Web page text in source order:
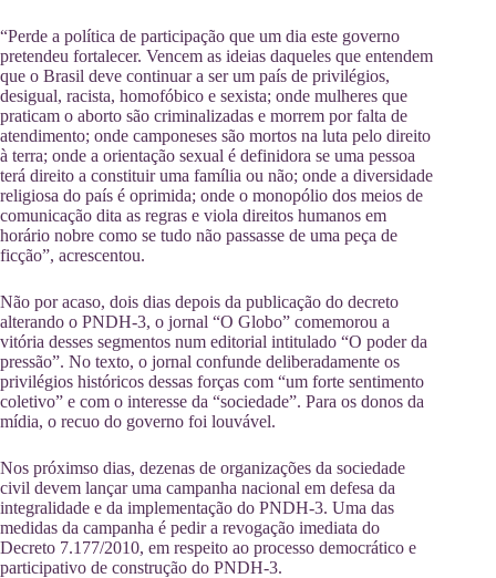
“Perde a política de participação que um dia este governo
pretendeu fortalecer. Vencem as ideias daqueles que entendem
que o Brasil deve continuar a ser um país de privilégios,
desigual, racista, homofóbico e sexista; onde mulheres que
praticam o aborto são criminalizadas e morrem por falta de
atendimento; onde camponeses são mortos na luta pelo direito
à terra; onde a orientação sexual é definidora se uma pessoa
terá direito a constituir uma família ou não; onde a diversidade
religiosa do país é oprimida; onde o monopólio dos meios de
comunicação dita as regras e viola direitos humanos em
horário nobre como se tudo não passasse de uma peça de
ficção”, acrescentou.
Não por acaso, dois dias depois da publicação do decreto
alterando o PNDH-3, o jornal “O Globo” comemorou a
vitória desses segmentos num editorial intitulado “O poder da
pressão”. No texto, o jornal confunde deliberadamente os
privilégios históricos dessas forças com “um forte sentimento
coletivo” e com o interesse da “sociedade”. Para os donos da
mídia, o recuo do governo foi louvável.
Nos próximso dias, dezenas de organizações da sociedade
civil devem lançar uma campanha nacional em defesa da
integralidade e da implementação do PNDH-3. Uma das
medidas da campanha é pedir a revogação imediata do
Decreto 7.177/2010, em respeito ao processo democrático e
participativo de construção do PNDH-3.